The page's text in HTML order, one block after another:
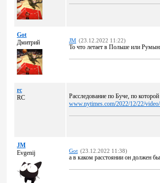
Got
Дмитрий
JM (23.12.2022 11:22)
То что летает в Польше или
rc
RC
Расследование по Буче, по
www.nytimes.com/2022/12/22/
JM
Evgenij
Got (23.12.2022 11:38)
а в каком расстоянии он должен